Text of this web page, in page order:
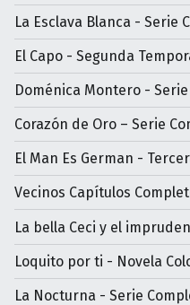
La Esclava Blanca - Serie
El Capo - Segunda
Doménica Montero -
Corazón de Oro – Serie
El Man Es German -
Vecinos Capítulos
La bella Ceci y el
Loquito por ti - Novela
La Nocturna - Serie